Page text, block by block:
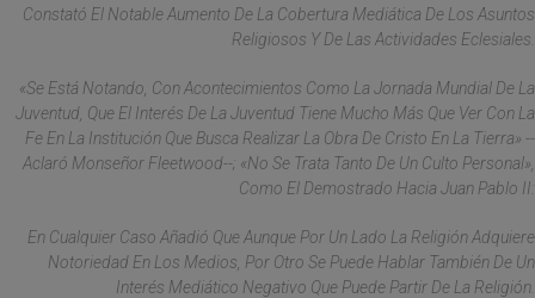
Constató El Notable Aumento De La Cobertura Mediática De Los Asuntos
Religiosos Y De Las Actividades Eclesiales.
«Se Está Notando, Con Acontecimientos Como La Jornada Mundial De La
Juventud, Que El Interés De La Juventud Tiene Mucho Más Que Ver Con La
Fe En La Institución Que Busca Realizar La Obra De Cristo En La Tierra» --
Aclaró Monseñor Fleetwood--; «no Se Trata Tanto De Un Culto Personal»,
Como El Demostrado Hacia Juan Pablo II:
En Cualquier Caso Añadió Que Aunque Por Un Lado La Religión Adquiere
Notoriedad En Los Medios, Por Otro Se Puede Hablar También De Un
Interés Mediático Negativo Que Puede Partir De La Religión.